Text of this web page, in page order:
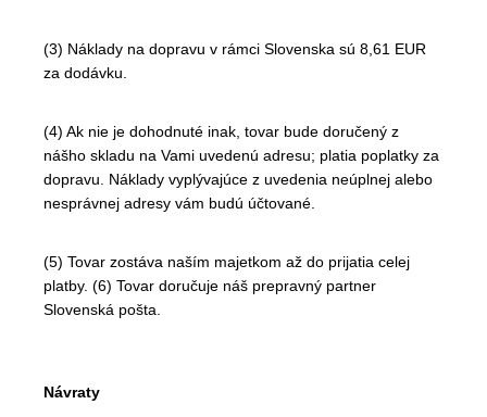
(3) Náklady na dopravu v rámci Slovenska sú 8,61 EUR
za dodávku.
(4) Ak nie je dohodnuté inak, tovar bude doručený z
nášho skladu na Vami uvedenú adresu; platia poplatky za
dopravu. Náklady vyplývajúce z uvedenia neúplnej alebo
nesprávnej adresy vám budú účtované.
(5) Tovar zostáva naším majetkom až do prijatia celej
platby. (6) Tovar doručuje náš prepravný partner
Slovenská pošta.
Návraty